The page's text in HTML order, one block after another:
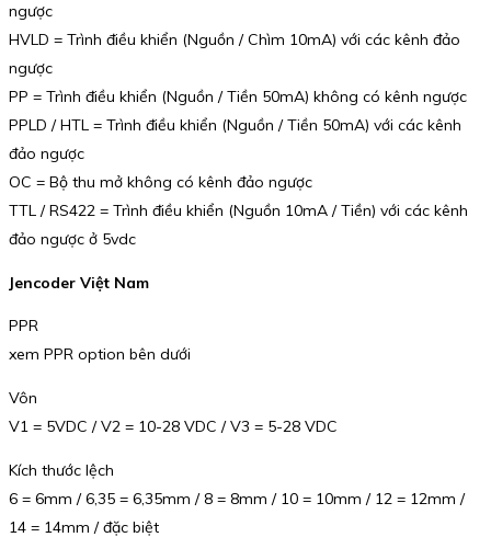
ngược
HVLD = Trình điều khiển (Nguồn / Chìm 10mA) với các kênh đảo
ngược
PP = Trình điều khiển (Nguồn / Tiền 50mA) không có kênh ngược
PPLD / HTL = Trình điều khiển (Nguồn / Tiền 50mA) với các kênh
đảo ngược
OC = Bộ thu mở không có kênh đảo ngược
TTL / RS422 = Trình điều khiển (Nguồn 10mA / Tiền) với các kênh
đảo ngược ở 5vdc
Jencoder Việt Nam
PPR
xem PPR option bên dưới
Vôn
V1 = 5VDC / V2 = 10-28 VDC / V3 = 5-28 VDC
Kích thước lệch
6 = 6mm / 6,35 = 6,35mm / 8 = 8mm / 10 = 10mm / 12 = 12mm /
14 = 14mm / đặc biệt